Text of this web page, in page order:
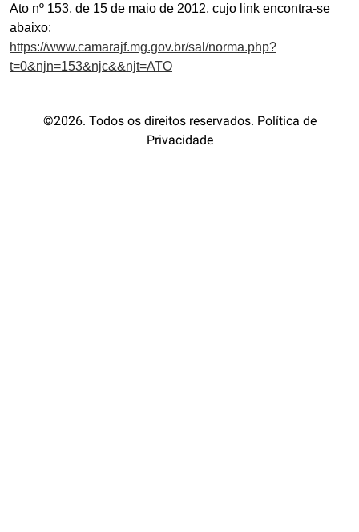
Ato nº 153, de 15 de maio de 2012, cujo link encontra-se
abaixo:
https://www.camarajf.mg.gov.br/sal/norma.php?
t=0&njn=153&njc&&njt=ATO
©2026. Todos os direitos reservados. Política de
Privacidade